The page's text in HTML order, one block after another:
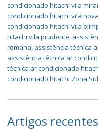
condicionado hitachi vila
condicionado hitachi vila
condicionado hitachi vila
hitachi vila prudente,
romana, assistência técnica
assistência técnica ar
técnica ar condicionado
condicionado hitachi Zona Sul
Artigos recentes